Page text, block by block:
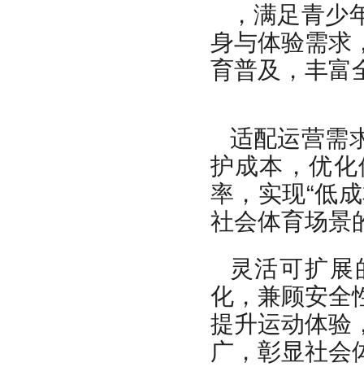
，满足青
身与体验需求
育普及，丰富
适配运营需
护成本，优
率，实现“低
社会体育场景
灵活可扩
化，兼顾安全
提升运动体验
广，彰显社会